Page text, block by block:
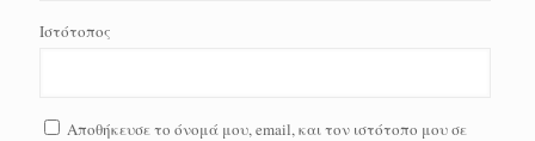
Ιστότοπος
Αποθήκευσε το όνομά μου, email, και τον ιστότοπο μου σε